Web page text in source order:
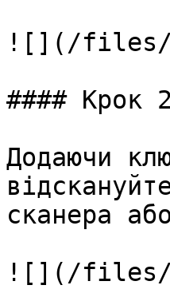
![](/files/
#### Крок 2
Додаючи
сканера
![](/files/